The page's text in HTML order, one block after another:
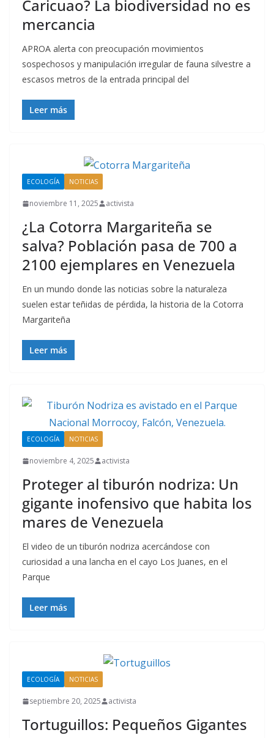
Caricuao? La biodiversidad no es
mercancia
APROA alerta con preocupación movimientos
sospechosos y manipulación irregular de fauna silvestre a
escasos metros de la entrada principal del
Leer más
ECOLOGÍA NOTICIAS
noviembre 11, 2025 activista
¿La Cotorra Margariteña se
salva? Población pasa de 700 a
2100 ejemplares en Venezuela
En un mundo donde las noticias sobre la naturaleza
suelen estar teñidas de pérdida, la historia de la Cotorra
Margariteña
Leer más
ECOLOGÍA NOTICIAS
noviembre 4, 2025 activista
Proteger al tiburón nodriza: Un
gigante inofensivo que habita los
mares de Venezuela
El video de un tiburón nodriza acercándose con
curiosidad a una lancha en el cayo Los Juanes, en el
Parque
Leer más
ECOLOGÍA NOTICIAS
septiembre 20, 2025 activista
Tortuguillos: Pequeños Gigantes